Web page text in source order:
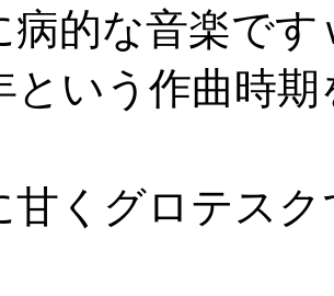
病的な音楽です
という作曲時
甘くグロテス